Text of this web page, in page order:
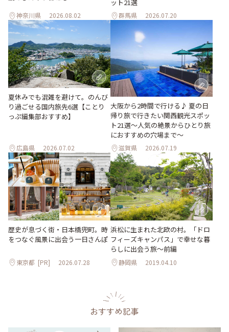
神奈川県 2026.08.02
ット21選
群馬県 2026.07.20
夏休みでも混雑を避けて。のんび
り過ごせる国内旅先6選【ことり
っぷ編集部おすすめ】
広島県 2026.07.02
大阪から2時間で行ける♪ 夏の日
帰り旅で行きたい関西観光スポッ
ト21選～人気の絶景からひとり旅
におすすめの穴場まで～
滋賀県 2026.07.19
歴史が息づく街・日本橋兜町。時
をつなぐ風景に出会う一日さんぽ
東京都 [PR] 2026.07.28
浜松に生まれた北欧の村。「ドロ
フィーズキャンパス」で幸せな暮
らしに出会う旅～前編
静岡県 2019.04.10
おすすめ記事